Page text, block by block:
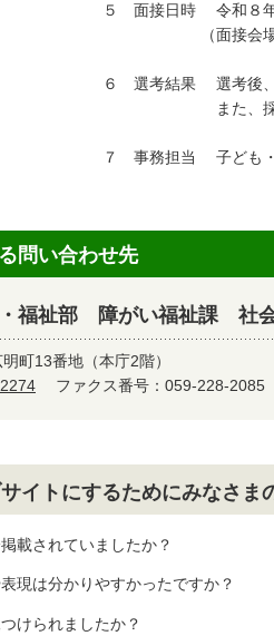
５ 面接日時 令和８
（面接会場、時間
６ 選考結果 選考後、
また、採用者以外
７ 事務担当 子ども
問い合わせ先
福祉部 障がい福祉課 社
町13番地（本庁2階）
ファクス番号：059-228-2085
イトにするためにみなさま
載されていましたか？
現は分かりやすかったですか？
けられましたか？